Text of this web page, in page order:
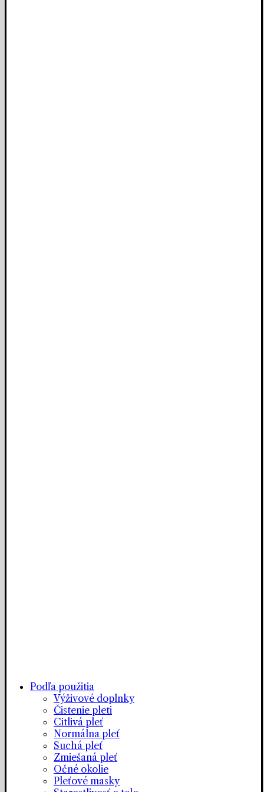
Podľa použitia
Výživové doplnky
Čistenie pleti
Citlivá pleť
Normálna pleť
Suchá pleť
Zmiešaná pleť
Očné okolie
Pleťové masky